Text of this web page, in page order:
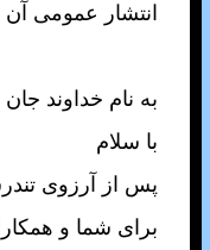
انتشار عمومی
به نام خداوند
با سلام
پس از آرزوی
برای شما و